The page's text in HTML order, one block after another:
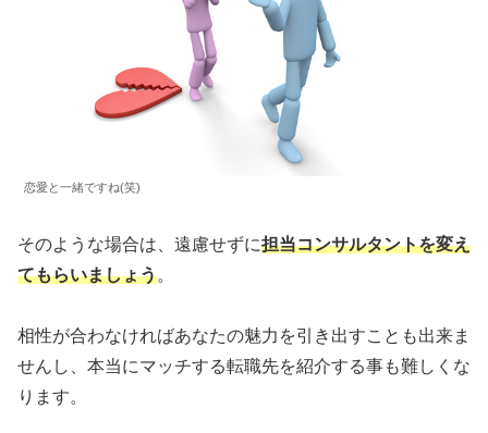
恋愛と一緒ですね(笑)
そのような場合は、遠慮せずに担当コンサルタントを変え
てもらいましょう。
相性が合わなければあなたの魅力を引き出すことも出来ま
せんし、本当にマッチする転職先を紹介する事も難しくな
ります。